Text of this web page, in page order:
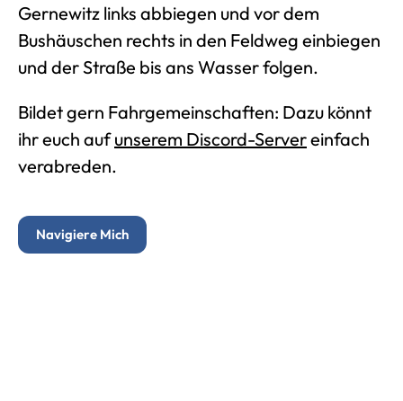
Gernewitz links abbiegen und vor dem
Bushäuschen rechts in den Feldweg einbiegen
und der Straße bis ans Wasser folgen.
Bildet gern Fahrgemeinschaften: Dazu könnt
ihr euch aufunserem Discord-Servereinfach
verabreden.
Navigiere Mich